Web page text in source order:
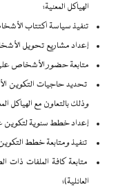
الهياكل المعنية؛
تنفيذ سياسة اكتتاب
إعداد مشاريع تحويل
متابعة حضور الأشخاص
تحديد حاجيات التكوين
وذلك بالتعاون مع الهياكل
إعداد خطط سنوية لتكوين
تنفيذ ومتابعة خطط
متابعة كافة الملفات ذات
العائلية)؛